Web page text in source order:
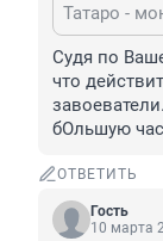
Судя по
что
бОльшую
ОТВЕТИТЬ
Гость
10 марта